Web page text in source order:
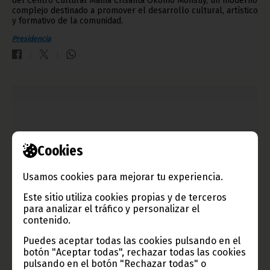
Cookies
Usamos cookies para mejorar tu experiencia.
Este sitio utiliza cookies propias y de terceros
para analizar el tráfico y personalizar el
contenido.
Puedes aceptar todas las cookies pulsando en el
botón "Aceptar todas", rechazar todas las cookies
pulsando en el botón "Rechazar todas" o
complejo destinado a promover el desarrollo cultural, artístico
y formativo de la comunidad.
Presidencia
Visita oficial de la Pareja Presidencial a Gabón
julio 25, 2026
El Presidente de la República, S.E. Obiang Nguema Mbasogo, y
la Primera Dama de la Nación, S.E. Constancia Mangue de